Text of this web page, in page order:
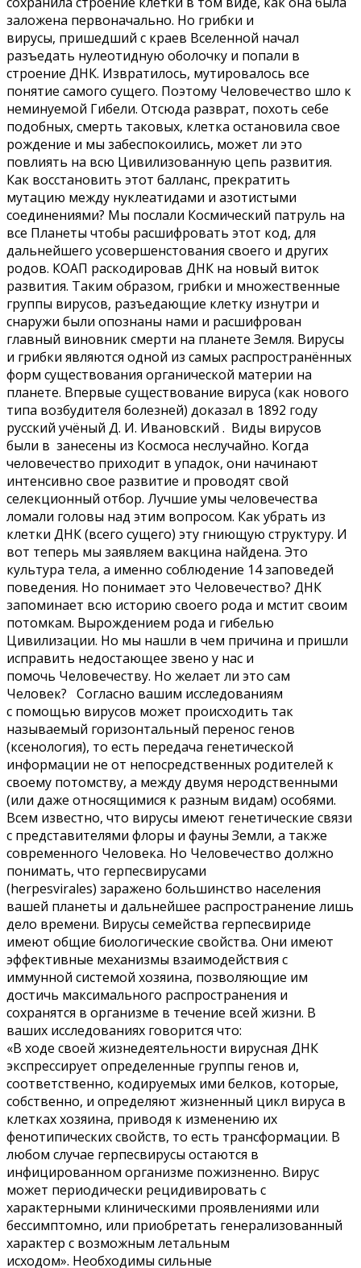
заложена первоначально. Но грибки и
вирусы, пришедший с краев Вселенной начал
разъедать нулеотидную оболочку и попали в
строение ДНК. Извратилось, мутировалось все
понятие самого сущего. Поэтому Человечество шло к
неминуемой Гибели. Отсюда разврат, похоть себе
подобных, смерть таковых, клетка остановила свое
рождение и мы забеспокоились, может ли это
повлиять на всю Цивилизованную цепь развития.
Как восстановить этот балланс, прекратить
мутацию между нуклеатидами и азотистыми
соединениями? Мы послали Космический патруль на
все Планеты чтобы расшифровать этот код, для
дальнейшего усовершенстования своего и других
родов. КОАП раскодировав ДНК на новый виток
развития. Таким образом, грибки и множественные
группы вирусов, разъедающие клетку изнутри и
снаружи были опознаны нами и расшифрован
главный виновник смерти на планете Земля. Вирусы
и грибки являются одной из самых распространённых
форм существования органической материи на
планете. Впервые существование вируса (как нового
типа возбудителя болезней) доказал в 1892 году
русский учёный Д. И. Ивановский . Виды вирусов
были в занесены из Космоса неслучайно. Когда
человечество приходит в упадок, они начинают
интенсивно свое развитие и проводят свой
селекционный отбор. Лучшие умы человечества
ломали головы над этим вопросом. Как убрать из
клетки ДНК (всего сущего) эту гниющую структуру. И
вот теперь мы заявляем вакцина найдена. Это
культура тела, а именно соблюдение 14 заповедей
поведения. Но понимает это Человечество? ДНК
запоминает всю историю своего рода и мстит своим
потомкам. Вырождением рода и гибелью
Цивилизации. Но мы нашли в чем причина и пришли
исправить недостающее звено у нас и
помочь Человечеству. Но желает ли это сам
Человек? Согласно вашим исследованиям
с помощью вирусов может происходить так
называемый горизонтальный перенос генов
(ксенология), то есть передача генетической
информации не от непосредственных родителей к
своему потомству, а между двумя неродственными
(или даже относящимися к разным видам) особями.
Всем известно, что вирусы имеют генетические связи
с представителями флоры и фауны Земли, а также
современного Человека. Но Человечество должно
понимать, что герпесвирусами
(herpesvirales) заражено большинство населения
вашей планеты и дальнейшее распространение лишь
дело времени. Вирусы семейства герпесвириде
имеют общие биологические свойства. Они имеют
эффективные механизмы взаимодействия с
иммунной системой хозяина, позволяющие им
достичь максимального распространения и
сохранятся в организме в течение всей жизни. В
ваших исследованиях говорится что:
«В ходе своей жизнедеятельности вирусная ДНК
экспрессирует определенные группы генов и,
соответственно, кодируемых ими белков, которые,
собственно, и определяют жизненный цикл вируса в
клетках хозяина, приводя к изменению их
фенотипических свойств, то есть трансформации. В
любом случае герпесвирусы остаются в
инфицированном организме пожизненно. Вирус
может периодически рецидивировать с
характерными клиническими проявлениями или
бессимптомно, или приобретать генерализованный
характер с возможным летальным
исходом». Необходимы сильные